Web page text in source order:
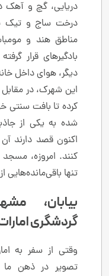
دریایی، گچ و آهک
درخت ساج و تیک
مناطق هند و
بادگیرهای قرار
دیگر، هوای داخل
این شهرک، در
کرده تا بافت سنتی
شده به یکی از
اکنون قصد دارند
کنند. امروزه،
تنها
بیابان،
گردشگری
وقتی از سفر به
تصویر در ذهن